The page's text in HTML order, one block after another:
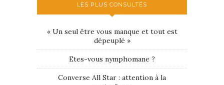
LES PLUS CONSULTÉS
« Un seul être vous manque et tout est
dépeuplé »
Etes-vous nymphomane ?
Converse All Star : attention à la